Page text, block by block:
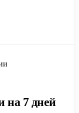
на 7 дней